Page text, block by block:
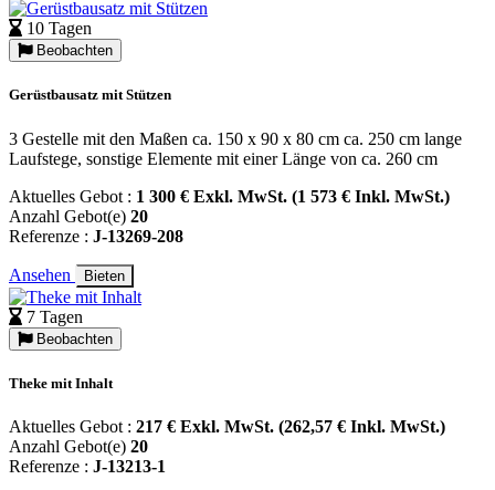
10 Tagen
Beobachten
Gerüstbausatz mit Stützen
3 Gestelle mit den Maßen ca. 150 x 90 x 80 cm ca. 250 cm lange
Laufstege, sonstige Elemente mit einer Länge von ca. 260 cm
Aktuelles Gebot : 1 300 € Exkl. MwSt. (1 573 € Inkl. MwSt.)
Anzahl Gebot(e) 20
Referenze : J-13269-208
Ansehen Bieten
7 Tagen
Beobachten
Theke mit Inhalt
Aktuelles Gebot : 217 € Exkl. MwSt. (262,57 € Inkl. MwSt.)
Anzahl Gebot(e) 20
Referenze : J-13213-1